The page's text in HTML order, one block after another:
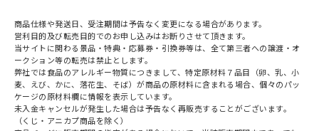
商品仕様や発送日、受注期間は予告なく変更になる場合があります。
営利目的及び転売目的でのお申し込みはお断りさせて頂きます。
当サイトに関わる景品・特典・応募券・引換券等は、全て第三者への譲渡・オ
ークション等の転売は禁止とします。
弊社では食品のアレルギー物質につきまして、特定原材料７品目（卵、乳、小
麦、えび、かに、落花生、そば）が商品の原材料に含まれる場合、個々のパッ
ケージの原材料欄に情報を表示しています。
未入金キャンセルが発生した場合は予告なく再販売することがございます。
（くじ・アニカプ商品を除く）